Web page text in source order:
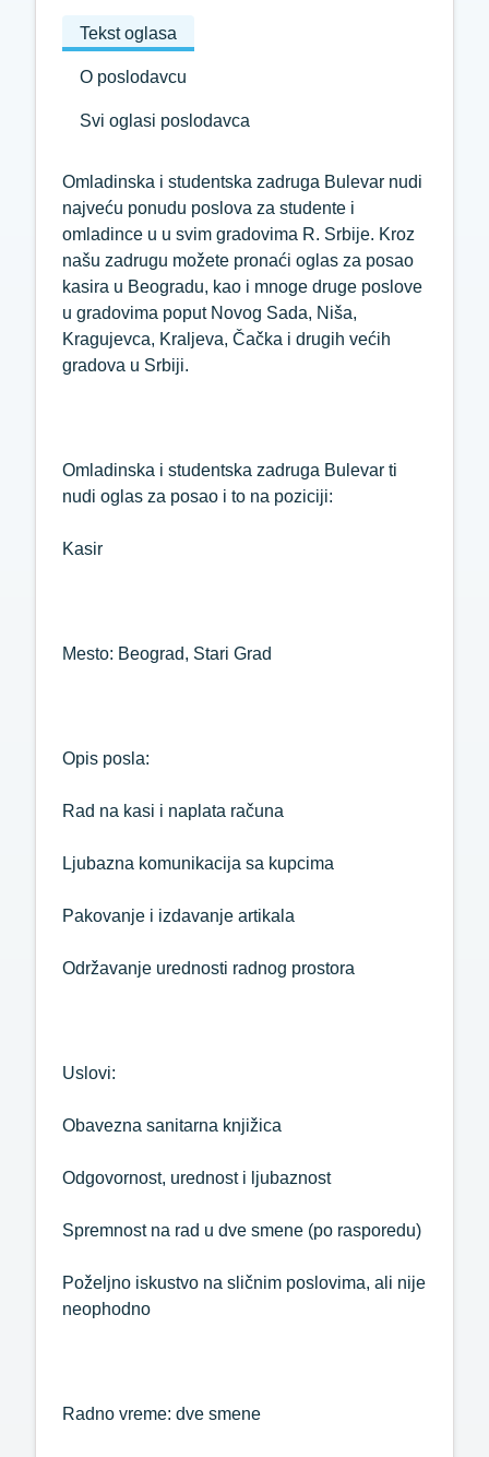
Tekst oglasa
O poslodavcu
Svi oglasi poslodavca
Omladinska i studentska zadruga Bulevar nudi
najveću ponudu poslova za studente i
omladince u u svim gradovima R. Srbije. Kroz
našu zadrugu možete pronaći oglas za posao
kasira u Beogradu, kao i mnoge druge poslove
u gradovima poput Novog Sada, Niša,
Kragujevca, Kraljeva, Čačka i drugih većih
gradova u Srbiji.
Omladinska i studentska zadruga Bulevar ti
nudi oglas za posao i to na poziciji:
Kasir
Mesto: Beograd, Stari Grad
Opis posla:
Rad na kasi i naplata računa
Ljubazna komunikacija sa kupcima
Pakovanje i izdavanje artikala
Održavanje urednosti radnog prostora
Uslovi:
Obavezna sanitarna knjižica
Odgovornost, urednost i ljubaznost
Spremnost na rad u dve smene (po rasporedu)
Poželjno iskustvo na sličnim poslovima, ali nije
neophodno
Radno vreme: dve smene